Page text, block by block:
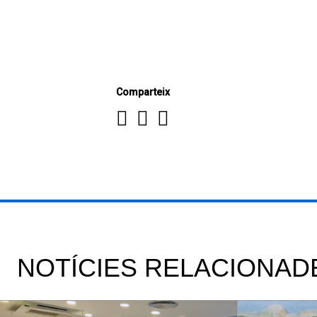
Comparteix
NOTÍCIES